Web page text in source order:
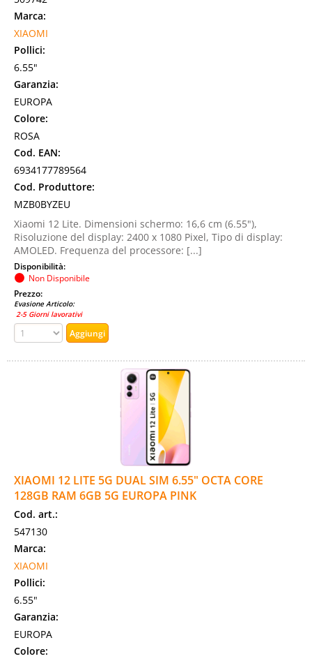
Marca:
XIAOMI
Pollici:
6.55"
Garanzia:
EUROPA
Colore:
ROSA
Cod. EAN:
6934177789564
Cod. Produttore:
MZB0BYZEU
Xiaomi 12 Lite. Dimensioni schermo: 16,6 cm (6.55"),
Risoluzione del display: 2400 x 1080 Pixel, Tipo di display:
AMOLED. Frequenza del processore: [...]
Disponibilità:
Non Disponibile
Prezzo:
Evasione Articolo:
2-5 Giorni lavorativi
XIAOMI 12 LITE 5G DUAL SIM 6.55" OCTA CORE
128GB RAM 6GB 5G EUROPA PINK
Cod. art.:
547130
Marca:
XIAOMI
Pollici:
6.55"
Garanzia:
EUROPA
Colore: